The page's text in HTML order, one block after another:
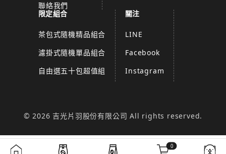
聯絡我們
限定組合
茶包式隨機精品組合
濾掛式隨機單品組合
自由選五十包超值組
關注
LINE
Facebook
Instagram
© 2026 吉光片羽股份有限公司 All rights reserved.
0